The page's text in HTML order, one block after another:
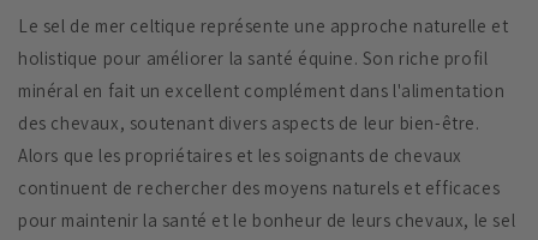
Le sel de mer celtique représente une approche naturelle et
holistique pour améliorer la santé équine. Son riche profil
minéral en fait un excellent complément dans l'alimentation
des chevaux, soutenant divers aspects de leur bien-être.
Alors que les propriétaires et les soignants de chevaux
continuent de rechercher des moyens naturels et efficaces
pour maintenir la santé et le bonheur de leurs chevaux, le sel